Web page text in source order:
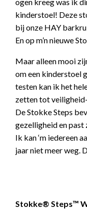
kinderstoel! Deze
bij onze HAY
En op m’n nieuwe
Maar alleen mooi
om een kinderstoel
testen kan ik het
zetten tot
De Stokke Steps
gezelligheid en past
Ik kan ‘m iedereen
jaar niet meer weg.
Stokke® Steps™